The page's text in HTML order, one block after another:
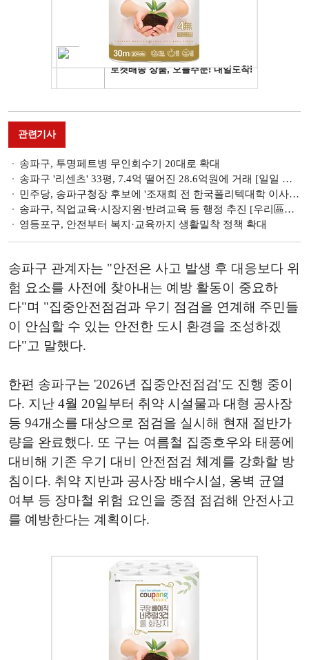
관련기사
송파구, 투명페트병 무인회수기 20대로 확대
송파구 '리센츠' 33평, 7.4억 떨어진 28.6억원에 거래 [일일 하락가]
민주당, 송파구청장 후보에 '조재희 전 한국폴리텍대학 이사장' 낙점 [6·3지방선거]
송파구, 직업교육·시장지원·반려교육 등 행정 추진 [우리區는 지금]
영등포구, 안전부터 복지·교육까지 생활밀착 정책 확대
송파구 관계자는 "안전은 사고 발생 후 대응보다 위
험 요소를 사전에 찾아내는 예방 활동이 중요하
다"며 "집중안전점검과 우기 점검을 연계해 주민들
이 안심할 수 있는 안전한 도시 환경을 조성하겠
다"고 말했다.
한편 송파구는 '2026년 집중안전점검'도 진행 중이
다. 지난 4월 20일부터 취약 시설물과 대형 공사장
등 94개소를 대상으로 점검을 실시해 현재 절반가
량을 완료했다. 또 구는 여름철 집중호우와 태풍에
대비해 기존 우기 대비 안전점검 체계를 강화할 방
침이다. 취약 지반과 공사장 배수시설, 옹벽 균열
여부 등 장마철 위험 요인을 중점 점검해 안전사고
를 예방한다는 계획이다.